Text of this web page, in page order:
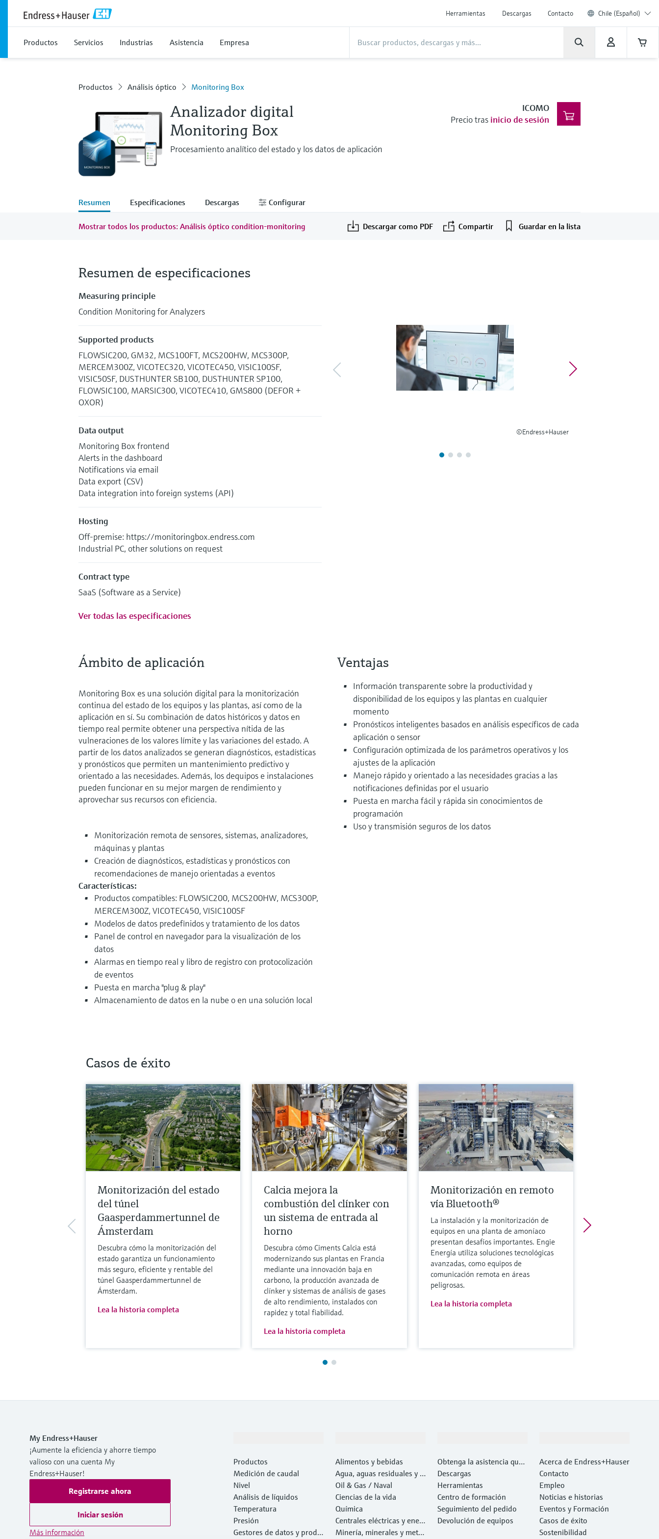
Herramientas Descargas Contacto Chile (Español)
Productos Servicios Industrias Asistencia Empresa
Productos Análisis óptico Monitoring Box
Analizador digital
Monitoring Box
Procesamiento analítico del estado y los datos de aplicación
ICOMO
Precio tras inicio de sesión
Resumen Especificaciones Descargas Configurar
Mostrar todos los productos: Análisis óptico condition-monitoring Descargar como PDF Compartir Guardar en la lista
©Endress+Hauser
Resumen de especificaciones
Measuring principle
Condition Monitoring for Analyzers
Supported products
FLOWSIC200, GM32, MCS100FT, MCS200HW, MCS300P,
MERCEM300Z, VICOTEC320, VICOTEC450, VISIC100SF,
VISIC50SF, DUSTHUNTER SB100, DUSTHUNTER SP100,
FLOWSIC100, MARSIC300, VICOTEC410, GMS800 (DEFOR +
OXOR)
Data output
Monitoring Box frontend
Alerts in the dashboard
Notifications via email
Data export (CSV)
Data integration into foreign systems (API)
Hosting
Off-premise: https://monitoringbox.endress.com
Industrial PC, other solutions on request
Contract type
SaaS (Software as a Service)
Ver todas las especificaciones
Ámbito de aplicación
Monitoring Box es una solución digital para la monitorización
continua del estado de los equipos y las plantas, así como de la
aplicación en sí. Su combinación de datos históricos y datos en
tiempo real permite obtener una perspectiva nítida de las
vulneraciones de los valores límite y las variaciones del estado. A
partir de los datos analizados se generan diagnósticos, estadísticas
y pronósticos que permiten un mantenimiento predictivo y
orientado a las necesidades. Además, los dequipos e instalaciones
pueden funcionar en su mejor margen de rendimiento y
aprovechar sus recursos con eficiencia.
Monitorización remota de sensores, sistemas, analizadores,
máquinas y plantas
Creación de diagnósticos, estadísticas y pronósticos con
recomendaciones de manejo orientadas a eventos
Características:
Productos compatibles: FLOWSIC200, MCS200HW, MCS300P,
MERCEM300Z, VICOTEC450, VISIC100SF
Modelos de datos predefinidos y tratamiento de los datos
Panel de control en navegador para la visualización de los
datos
Alarmas en tiempo real y libro de registro con protocolización
de eventos
Puesta en marcha "plug & play"
Almacenamiento de datos en la nube o en una solución local
Ventajas
Información transparente sobre la productividad y
disponibilidad de los equipos y las plantas en cualquier
momento
Pronósticos inteligentes basados en análisis específicos de cada
aplicación o sensor
Configuración optimizada de los parámetros operativos y los
ajustes de la aplicación
Manejo rápido y orientado a las necesidades gracias a las
notificaciones definidas por el usuario
Puesta en marcha fácil y rápida sin conocimientos de
programación
Uso y transmisión seguros de los datos
Casos de éxito
Monitorización del estado
del túnel
Gaasperdammertunnel de
Ámsterdam
Descubra cómo la monitorización del
estado garantiza un funcionamiento
más seguro, eficiente y rentable del
túnel Gaasperdammertunnel de
Ámsterdam.
Lea la historia completa
Calcia mejora la
combustión del clínker con
un sistema de entrada al
horno
Descubra cómo Ciments Calcia está
modernizando sus plantas en Francia
mediante una innovación baja en
carbono, la producción avanzada de
clínker y sistemas de análisis de gases
de alto rendimiento, instalados con
rapidez y total fiabilidad.
Lea la historia completa
Monitorización en remoto
vía Bluetooth®
La instalación y la monitorización de
equipos en una planta de amoníaco
presentan desafíos importantes. Engie
Energía utiliza soluciones tecnológicas
avanzadas, como equipos de
comunicación remota en áreas
peligrosas.
Lea la historia completa
My Endress+Hauser
¡Aumente la eficiencia y ahorre tiempo
valioso con una cuenta My
Endress+Hauser!
Registrarse ahora
Iniciar sesión
Más información
Productos
Medición de caudal
Nivel
Análisis de líquidos
Temperatura
Presión
Gestores de datos y produ
Alimentos y bebidas
Agua, aguas residuales y r
esiduos
Oil & Gas / Naval
Ciencias de la vida
Química
Centrales eléctricas y ener
gía
Minería, minerales y metal
Obtenga la asistencia que
necesita con rapidez
Descargas
Herramientas
Centro de formación
Seguimiento del pedido
Devolución de equipos
Acerca de Endress+Hauser
Contacto
Empleo
Noticias e historias
Eventos y Formación
Casos de éxito
Sostenibilidad